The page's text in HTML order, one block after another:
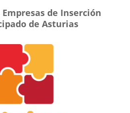
de Inserción
de Asturias